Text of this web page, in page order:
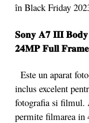
în Black Friday
𝐒𝐨𝐧𝐲 𝐀𝟕 𝐈𝐈𝐈 𝐁𝐨𝐝𝐲
𝟐𝟒𝐌𝐏 𝐅𝐮𝐥𝐥
Este un aparat
inclus excelent
fotografia si filmul.
permite filmarea in